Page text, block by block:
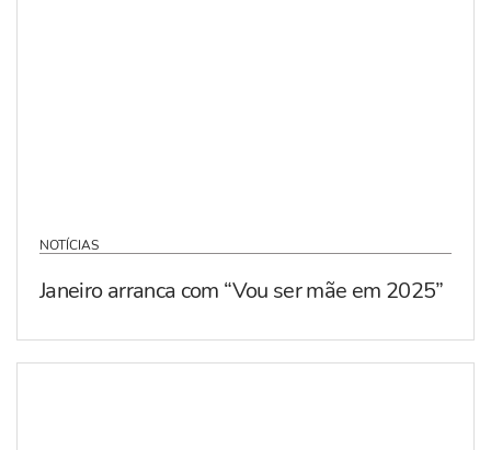
NOTÍCIAS
Janeiro arranca com “Vou ser mãe em 2025”